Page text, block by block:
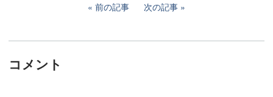
前の記事 次の記事
コメント